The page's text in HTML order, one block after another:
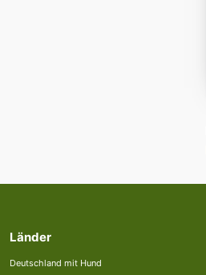
Länder
Deutschland mit Hund